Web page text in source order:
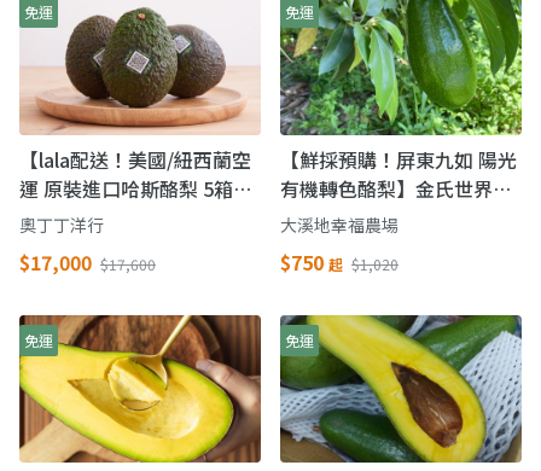
免運
【lala配送！美國/紐西蘭空
運 原裝進口哈斯酪梨 5箱
(48顆/箱)】優質的植物油
奧丁丁洋行
$17,000 $17,600
免運
【鮮採預購！屏東九如 陽光
有機轉色酪梨】金氏世界紀
錄認證 最營養的水果
大溪地幸福農場
$750 起 $1,020
免運 免運